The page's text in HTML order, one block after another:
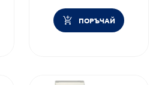
ПОРЪЧАЙ